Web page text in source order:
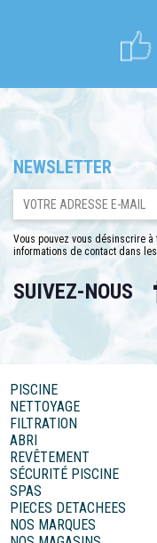
NEWSLETTER
Vous pouvez vous désinscrire à
informations de contact dans
SUIVEZ-NOUS
PISCINE
NETTOYAGE
FILTRATION
ABRI
REVÊTEMENT
SÉCURITÉ PISCINE
SPAS
PIECES DETACHEES
NOS MARQUES